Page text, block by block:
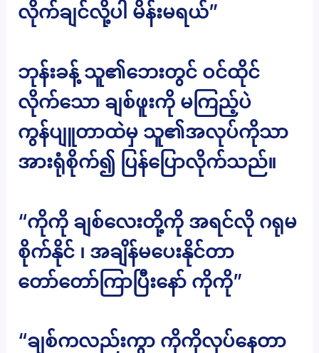
လိုက်ချင်လို့ပါ မိန်းမရယ်”
ဘုန်းခန့် သူ၏ဘေးတွင် ဝင်ထိုင်
လိုက်သော ချစ်ဖူးကို မကြည့်ပဲ
ကွန်ပျူတာထဲမှ သူ၏အလုပ်ကိုသာ
အားရုံစိုက်၍ ပြန်ပြောလိုက်သည်။
“ကိုကို ချစ်လေးတို့ကို အရင်လို ဂရုမ
စိုက်နိုင် ၊ အချိန်မပေးနိုင်တာ
တော်တော်ကြာပြီးနော် ကိုကို”
“ချစ်ကလည်းကွာ ကိုကိုလုပ်နေတာ